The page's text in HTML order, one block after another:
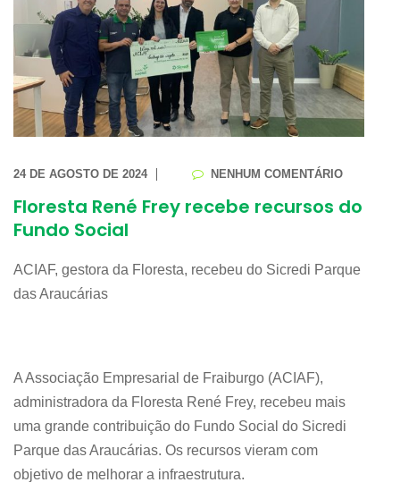
24 DE AGOSTO DE 2024 NENHUM COMENTÁRIO
Floresta René Frey recebe recursos do
Fundo Social
ACIAF, gestora da Floresta, recebeu do Sicredi Parque
das Araucárias
A Associação Empresarial de Fraiburgo (ACIAF),
administradora da Floresta René Frey, recebeu mais
uma grande contribuição do Fundo Social do Sicredi
Parque das Araucárias. Os recursos vieram com
objetivo de melhorar a infraestrutura.